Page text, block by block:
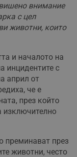
внимание
с цел
животни, които
и началото на
инцидентите с
април от
че е
през който
изключително
преминават през
животни, често